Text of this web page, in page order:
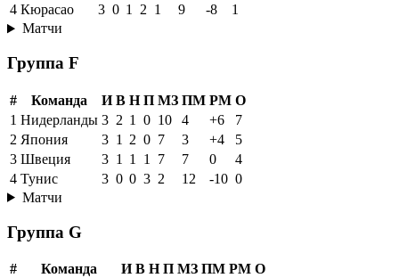
4 Кюрасао 3 0 1 2 1 9 -8
1
Матчи
Группа F
# Команда И В Н П МЗ ПМ РМ О
1 Нидерланды 3 2 1 0 10 4 +6
7
2 Япония 3 1 2 0 7 3 +4
5
3 Швеция 3 1 1 1 7 7 0
4
4 Тунис 3 0 0 3 2 12 -10 0
Матчи
Группа G
# Команда И В Н П МЗ ПМ РМ О